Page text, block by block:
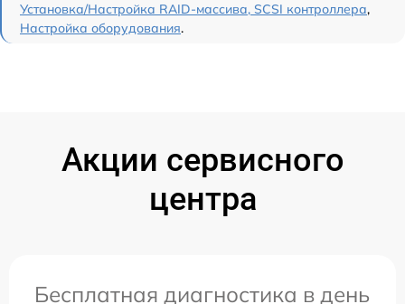
Установка/Настройка RAID-массива, SCSI контроллера,
Настройка оборудования.
Акции сервисного
центра
Бесплатная диагностика в день